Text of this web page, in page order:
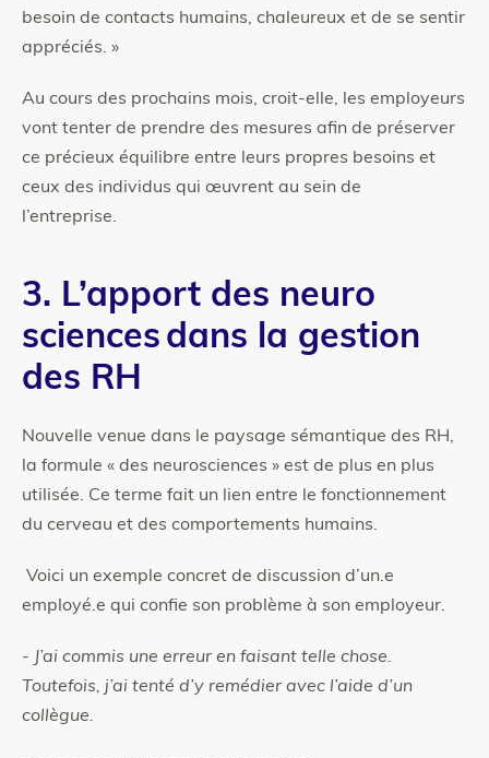
besoin de contacts humains, chaleureux et de se sentir
appréciés. »
Au cours des prochains mois, croit-elle, les employeurs
vont tenter de prendre des mesures afin de préserver
ce précieux équilibre entre leurs propres besoins et
ceux des individus qui œuvrent au sein de
l’entreprise.
3. L’apport des neuro
sciences dans la gestion
des RH
Nouvelle venue dans le paysage sémantique des RH,
la formule « des neurosciences » est de plus en plus
utilisée. Ce terme fait un lien entre le fonctionnement
du cerveau et des comportements humains.
Voici un exemple concret de discussion d’un.e
employé.e qui confie son problème à son employeur.
- J’ai commis une erreur en faisant telle chose.
Toutefois, j’ai tenté d’y remédier avec l’aide d’un
collègue.